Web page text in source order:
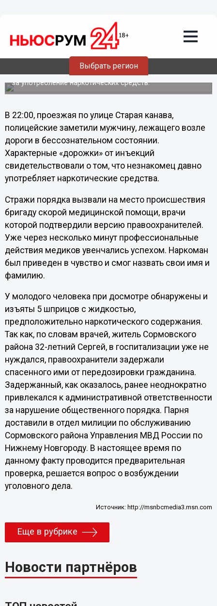
Выбрать регион
06.07.201103:49
Врачи спасли нижегородца от
передозировки
После спасения молодого человека забрали в милицию
за употребление наркотических средств.
В 22:00, проезжая по улице Старая канава,
полицейские заметили мужчину, лежащего возле
дороги в бессознательном состоянии.
Характерные «дорожки» от инъекций
свидетельствовали о том, что незнакомец давно
употребляет наркотические средства.
Стражи порядка вызвали на место происшествия
бригаду скорой медицинской помощи, врачи
которой подтвердили версию правоохранителей.
Уже через несколько минут профессиональные
действия медиков увенчались успехом. Наркоман
был приведен в чувство и смог назвать свои имя и
фамилию.
У молодого человека при досмотре обнаружены и
изъяты 5 шприцов с жидкостью,
предположительно наркотического содержания.
Так как, по словам врачей, житель Сормовского
района 32-летний Сергей, в госпитализации уже не
нуждался, правоохранители задержали
спасенного ими от передозировки гражданина.
Задержанный, как оказалось, ранее неоднократно
привлекался к административной ответственности
за нарушение общественного порядка. Парня
доставили в отдел милиции по обслуживанию
Сормовского района Управления МВД России по
Нижнему Новгороду. В настоящее время по
данному факту проводится предварительная
проверка, решается вопрос о возбуждении
уголовного дела.
Источник: http://msnbcmedia3.msn.com
Еще в рубрике
Новости партнёров